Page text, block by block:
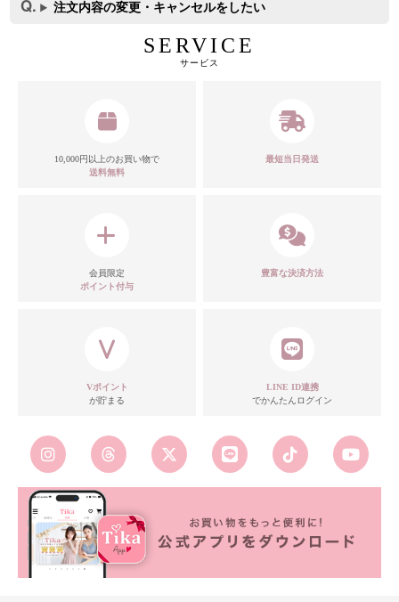
注文内容の変更・キャンセルをしたい
SERVICE
サービス
10,000円以上のお買い物で
送料無料
最短当日発送
会員限定
ポイント付与
豊富な決済方法
Vポイント
が貯まる
LINE ID連携
でかんたんログイン